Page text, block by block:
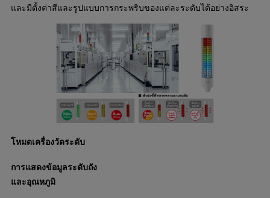
และมีตั้งค่าสีและรูปแบบการกระพริบของแต่ละระดับได้อย่างอิสระ
โหมดเครื่องวัดระดับ
การแสดงข้อมูลระดับถัง
และอุณหภูมิ